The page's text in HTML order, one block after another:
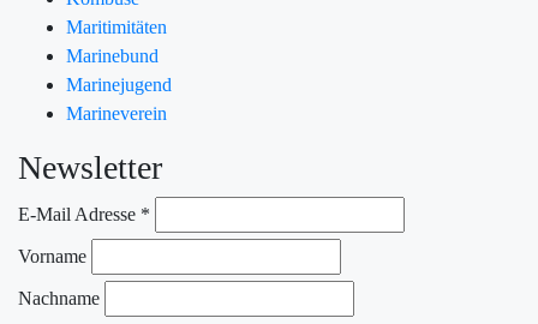
Maritimitäten
Marinebund
Marinejugend
Marineverein
Newsletter
E-Mail Adresse *
Vorname
Nachname